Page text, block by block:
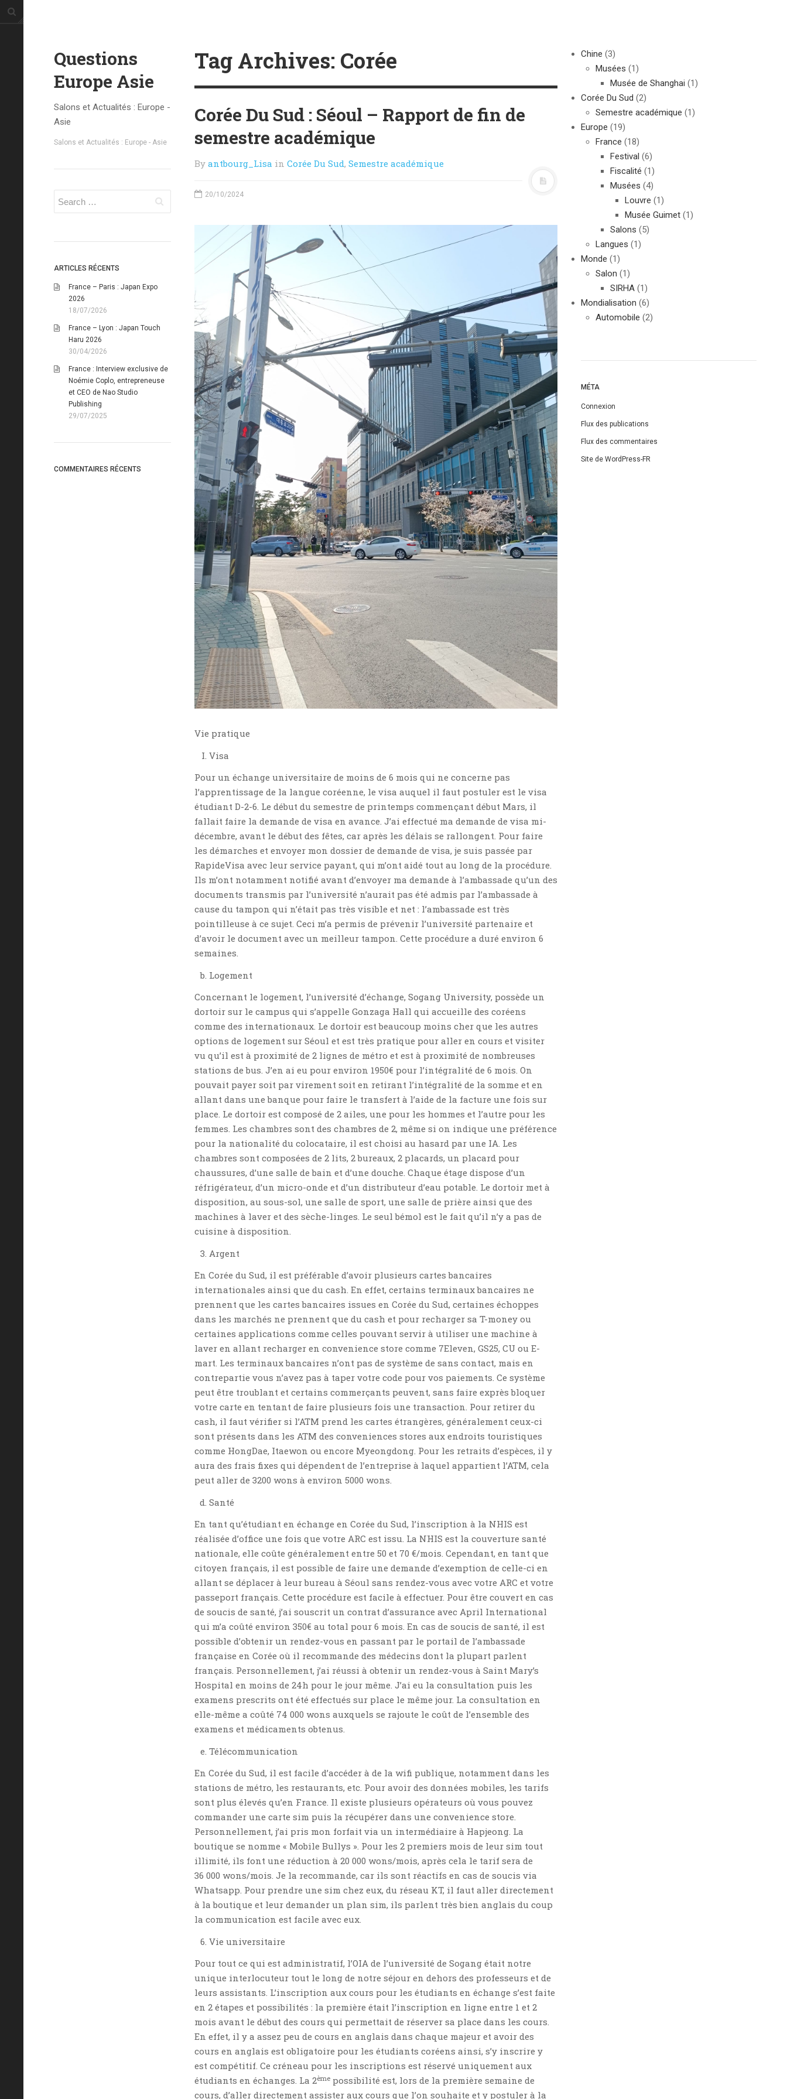
Questions
Europe Asie
Salons et Actualités : Europe -
Asie
Salons et Actualités : Europe - Asie
ARTICLES RÉCENTS
France – Paris : Japan Expo
2026
18/07/2026
France – Lyon : Japan Touch
Haru 2026
30/04/2026
France : Interview exclusive de
Noémie Coplo, entrepreneuse
et CEO de Nao Studio
Publishing
29/07/2025
COMMENTAIRES RÉCENTS
Tag Archives: Corée
Corée Du Sud : Séoul – Rapport de fin de
semestre académique
By antbourg_Lisa in Corée Du Sud, Semestre académique
20/10/2024
Vie pratique
Visa
Pour un échange universitaire de moins de 6 mois qui ne concerne pas
l’apprentissage de la langue coréenne, le visa auquel il faut postuler est le visa
étudiant D-2-6. Le début du semestre de printemps commençant début Mars, il
fallait faire la demande de visa en avance. J’ai effectué ma demande de visa mi-
décembre, avant le début des fêtes, car après les délais se rallongent. Pour faire
les démarches et envoyer mon dossier de demande de visa, je suis passée par
RapideVisa avec leur service payant, qui m’ont aidé tout au long de la procédure.
Ils m’ont notamment notifié avant d’envoyer ma demande à l’ambassade qu’un des
documents transmis par l’université n’aurait pas été admis par l’ambassade à
cause du tampon qui n’était pas très visible et net : l’ambassade est très
pointilleuse à ce sujet. Ceci m’a permis de prévenir l’université partenaire et
d’avoir le document avec un meilleur tampon. Cette procédure a duré environ 6
semaines.
Logement
Concernant le logement, l’université d’échange, Sogang University, possède un
dortoir sur le campus qui s’appelle Gonzaga Hall qui accueille des coréens
comme des internationaux. Le dortoir est beaucoup moins cher que les autres
options de logement sur Séoul et est très pratique pour aller en cours et visiter
vu qu’il est à proximité de 2 lignes de métro et est à proximité de nombreuses
stations de bus. J’en ai eu pour environ 1950€ pour l’intégralité de 6 mois. On
pouvait payer soit par virement soit en retirant l’intégralité de la somme et en
allant dans une banque pour faire le transfert à l’aide de la facture une fois sur
place. Le dortoir est composé de 2 ailes, une pour les hommes et l’autre pour les
femmes. Les chambres sont des chambres de 2, même si on indique une préférence
pour la nationalité du colocataire, il est choisi au hasard par une IA. Les
chambres sont composées de 2 lits, 2 bureaux, 2 placards, un placard pour
chaussures, d’une salle de bain et d’une douche. Chaque étage dispose d’un
réfrigérateur, d’un micro-onde et d’un distributeur d’eau potable. Le dortoir met à
disposition, au sous-sol, une salle de sport, une salle de prière ainsi que des
machines à laver et des sèche-linges. Le seul bémol est le fait qu’il n’y a pas de
cuisine à disposition.
Argent
En Corée du Sud, il est préférable d’avoir plusieurs cartes bancaires
internationales ainsi que du cash. En effet, certains terminaux bancaires ne
prennent que les cartes bancaires issues en Corée du Sud, certaines échoppes
dans les marchés ne prennent que du cash et pour recharger sa T-money ou
certaines applications comme celles pouvant servir à utiliser une machine à
laver en allant recharger en convenience store comme 7Eleven, GS25, CU ou E-
mart. Les terminaux bancaires n’ont pas de système de sans contact, mais en
contrepartie vous n’avez pas à taper votre code pour vos paiements. Ce système
peut être troublant et certains commerçants peuvent, sans faire exprès bloquer
votre carte en tentant de faire plusieurs fois une transaction. Pour retirer du
cash, il faut vérifier si l’ATM prend les cartes étrangères, généralement ceux-ci
sont présents dans les ATM des conveniences stores aux endroits touristiques
comme HongDae, Itaewon ou encore Myeongdong. Pour les retraits d’espèces, il y
aura des frais fixes qui dépendent de l’entreprise à laquel appartient l’ATM, cela
peut aller de 3200 wons à environ 5000 wons.
Santé
En tant qu’étudiant en échange en Corée du Sud, l’inscription à la NHIS est
réalisée d’office une fois que votre ARC est issu. La NHIS est la couverture santé
nationale, elle coûte généralement entre 50 et 70 €/mois. Cependant, en tant que
citoyen français, il est possible de faire une demande d’exemption de celle-ci en
allant se déplacer à leur bureau à Séoul sans rendez-vous avec votre ARC et votre
passeport français. Cette procédure est facile à effectuer. Pour être couvert en cas
de soucis de santé, j’ai souscrit un contrat d’assurance avec April International
qui m’a coûté environ 350€ au total pour 6 mois. En cas de soucis de santé, il est
possible d’obtenir un rendez-vous en passant par le portail de l’ambassade
française en Corée où il recommande des médecins dont la plupart parlent
français. Personnellement, j’ai réussi à obtenir un rendez-vous à Saint Mary’s
Hospital en moins de 24h pour le jour même. J’ai eu la consultation puis les
examens prescrits ont été effectués sur place le même jour. La consultation en
elle-même a coûté 74 000 wons auxquels se rajoute le coût de l’ensemble des
examens et médicaments obtenus.
Télécommunication
En Corée du Sud, il est facile d’accéder à de la wifi publique, notamment dans les
stations de métro, les restaurants, etc. Pour avoir des données mobiles, les tarifs
sont plus élevés qu’en France. Il existe plusieurs opérateurs où vous pouvez
commander une carte sim puis la récupérer dans une convenience store.
Personnellement, j’ai pris mon forfait via un intermédiaire à Hapjeong. La
boutique se nomme « Mobile Bullys ». Pour les 2 premiers mois de leur sim tout
illimité, ils font une réduction à 20 000 wons/mois, après cela le tarif sera de
36 000 wons/mois. Je la recommande, car ils sont réactifs en cas de soucis via
Whatsapp. Pour prendre une sim chez eux, du réseau KT, il faut aller directement
à la boutique et leur demander un plan sim, ils parlent très bien anglais du coup
la communication est facile avec eux.
Vie universitaire
Pour tout ce qui est administratif, l’OIA de l’université de Sogang était notre
unique interlocuteur tout le long de notre séjour en dehors des professeurs et de
leurs assistants. L’inscription aux cours pour les étudiants en échange s’est faite
en 2 étapes et possibilités : la première était l’inscription en ligne entre 1 et 2
mois avant le début des cours qui permettait de réserver sa place dans les cours.
En effet, il y a assez peu de cours en anglais dans chaque majeur et avoir des
cours en anglais est obligatoire pour les étudiants coréens ainsi, s’y inscrire y
est compétitif. Ce créneau pour les inscriptions est réservé uniquement aux
étudiants en échanges. La 2ème possibilité est, lors de la première semaine de
cours, d’aller directement assister aux cours que l’on souhaite et y postuler à la
Chine (3)
Musées (1)
Musée de Shanghai (1)
Corée Du Sud (2)
Semestre académique (1)
Europe (19)
France (18)
Festival (6)
Fiscalité (1)
Musées (4)
Louvre (1)
Musée Guimet (1)
Salons (5)
Langues (1)
Monde (1)
Salon (1)
SIRHA (1)
Mondialisation (6)
Automobile (2)
MÉTA
Connexion
Flux des publications
Flux des commentaires
Site de WordPress-FR